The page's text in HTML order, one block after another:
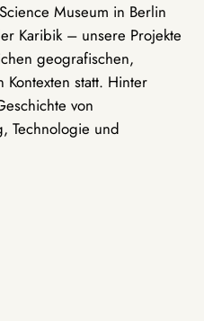
Museum in Berlin
Karibik – unsere Projekte
geografischen,
statt. Hinter
von
Technologie und